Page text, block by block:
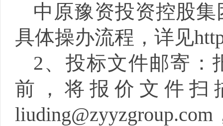
中原豫资投资控股
具体操办流程，详见
2、投标文件邮寄：
前， 将报价文件扫
liuding